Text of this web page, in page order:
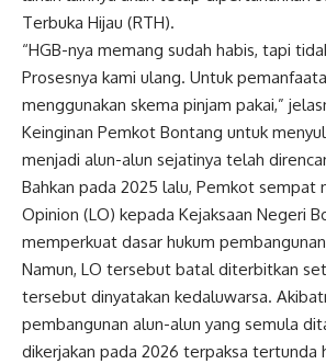
Terbuka Hijau (RTH).
“HGB-nya memang sudah habis, tapi
Prosesnya kami ulang. Untuk
menggunakan skema pinjam pakai,”
Keinginan Pemkot Bontang untuk
menjadi alun-alun sejatinya telah
Bahkan pada 2025 lalu, Pemkot sempat
Opinion (LO) kepada Kejaksaan Negeri
memperkuat dasar hukum
Namun, LO tersebut batal diterbitkan
tersebut dinyatakan kedaluwarsa.
pembangunan alun-alun yang semula
dikerjakan pada 2026 terpaksa tertunda